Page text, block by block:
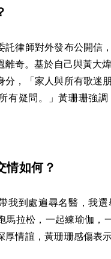
託律師對外發布公開信
離奇。基於自己與黃大
分，「家人與所有歌迷
有疑問。」黃珊珊強
情如何？
我到處遍尋名醫，我
馬拉松，一起練瑜伽，
厚情誼，黃珊珊感傷表